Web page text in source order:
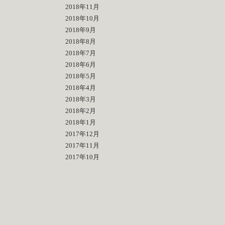
2018年11月
2018年10月
2018年9月
2018年8月
2018年7月
2018年6月
2018年5月
2018年4月
2018年3月
2018年2月
2018年1月
2017年12月
2017年11月
2017年10月